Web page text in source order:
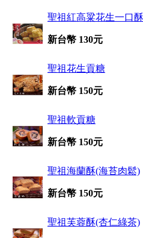
聖祖紅高粱花生一口酥
新台幣 130元
聖祖花生貢糖
新台幣 150元
聖祖軟貢糖
新台幣 150元
聖祖海蘭酥(海苔肉鬆)
新台幣 150元
聖祖芙蓉酥(杏仁綠茶)